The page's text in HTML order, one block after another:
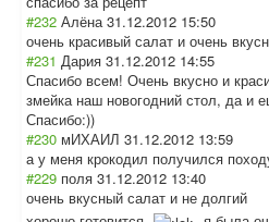
#232 Алёна 31.12.2012 15:50
очень красивый салат и очень
#231 Дария 31.12.2012 14:55
Спасибо всем! Очень вкусно и
змейка наш новогодний стол, да и
Спасибо:))
#230 мИХАИЛ 31.12.2012 13:59
а у меня крокодил получился
#229 поля 31.12.2012 13:40
очень вкусный салат и не долгий